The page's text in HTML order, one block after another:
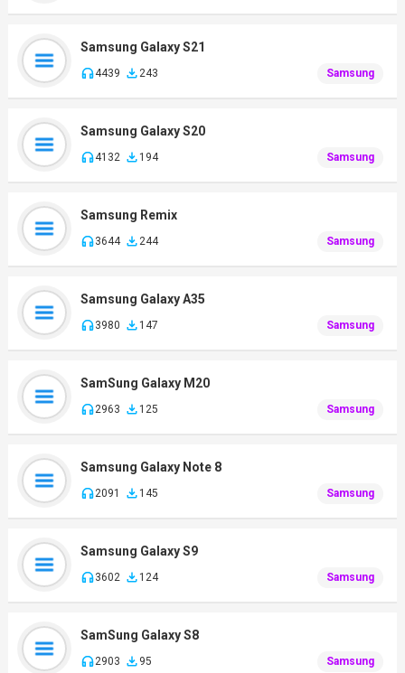
Samsung Galaxy S21
4439 243 Samsung
Samsung Galaxy S20
4132 194 Samsung
Samsung Remix
3644 244 Samsung
Samsung Galaxy A35
3980 147 Samsung
SamSung Galaxy M20
2963 125 Samsung
Samsung Galaxy Note 8
2091 145 Samsung
Samsung Galaxy S9
3602 124 Samsung
SamSung Galaxy S8
2903 95 Samsung